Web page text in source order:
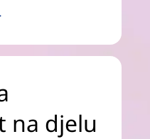
na djelu